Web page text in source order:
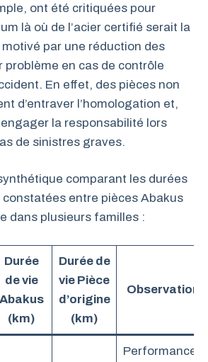
ont été critiquées pour
là où de l’acier certifié serait la
par une réduction des
problème en cas de contrôle
En effet, des pièces non
d’entraver l’homologation et,
la responsabilité lors
de sinistres graves.
comparant les durées
constatées entre pièces Abakus
dans plusieurs familles :
Durée
de vie
Abakus
(km)
Durée de
vie Pièce
d’origine
(km)
Observation
Performances